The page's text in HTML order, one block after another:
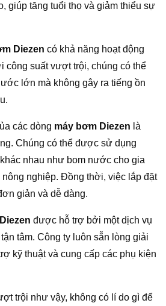
giúp tăng tuổi thọ và giảm thiểu sự
Diezen có khả năng hoạt động
công suất vượt trội, chúng có thể
lớn mà không gây ra tiếng ồn
các dòng máy bơm Diezen là
Chúng có thể được sử dụng
nhau như bom nước cho gia
nghiệp. Đồng thời, việc lắp đặt
giản và dễ dàng.
được hỗ trợ bởi một dịch vụ
tâm. Công ty luôn sẵn lòng giải
kỹ thuật và cung cấp các phụ kiện
trội như vậy, không có lí do gì để